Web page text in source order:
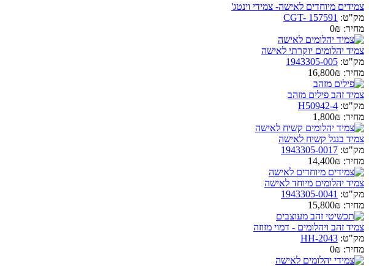
צמידים מיוחדים לאישה- צמידי וינטג'
מק"ט: CGT- 157591
מחיר: 0₪
צמיד יהלומים יוקרתי לאישה
מק"ט: 1943305-005
מחיר: 16,800₪
צמיד זהב פילים מזהב
מק"ט: H50942-4
מחיר: 1,800₪
צמיד בנגל קשיח לאישה
מק"ט: 1943305-0017
מחיר: 14,400₪
צמיד יהלומים מיוחד לאישה
מק"ט: 1943305-0041
מחיר: 15,800₪
צמיד זהב ויהלומים - דמוי מזוזה
מק"ט: HH-2043
מחיר: 0₪